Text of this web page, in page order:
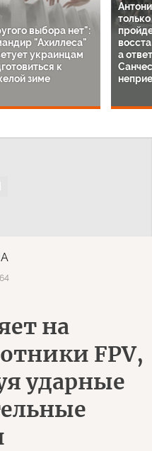
выбора нет":
"Ахиллеса"
украинцам
к
зиме
а
на
FPV,
ударные